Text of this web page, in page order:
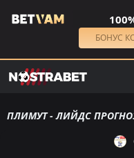
БОНУС
ПЛИМУТ - ЛИЙДС